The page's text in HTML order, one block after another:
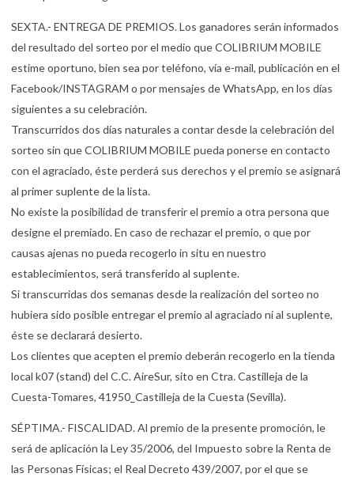
SEXTA.- ENTREGA DE PREMIOS. Los ganadores serán informados
del resultado del sorteo por el medio que COLIBRIUM MOBILE
estime oportuno, bien sea por teléfono, vía e-mail, publicación en el
Facebook/INSTAGRAM o por mensajes de WhatsApp, en los días
siguientes a su celebración.
Transcurridos dos días naturales a contar desde la celebración del
sorteo sin que COLIBRIUM MOBILE pueda ponerse en contacto
con el agraciado, éste perderá sus derechos y el premio se asignará
al primer suplente de la lista.
No existe la posibilidad de transferir el premio a otra persona que
designe el premiado. En caso de rechazar el premio, o que por
causas ajenas no pueda recogerlo in situ en nuestro
establecimientos, será transferido al suplente.
Si transcurridas dos semanas desde la realización del sorteo no
hubiera sido posible entregar el premio al agraciado ni al suplente,
éste se declarará desierto.
Los clientes que acepten el premio deberán recogerlo en la tienda
local k07 (stand) del C.C. AireSur, sito en Ctra. Castilleja de la
Cuesta-Tomares, 41950_Castilleja de la Cuesta (Sevilla).
SÉPTIMA.- FISCALIDAD. Al premio de la presente promoción, le
será de aplicación la Ley 35/2006, del Impuesto sobre la Renta de
las Personas Físicas; el Real Decreto 439/2007, por el que se